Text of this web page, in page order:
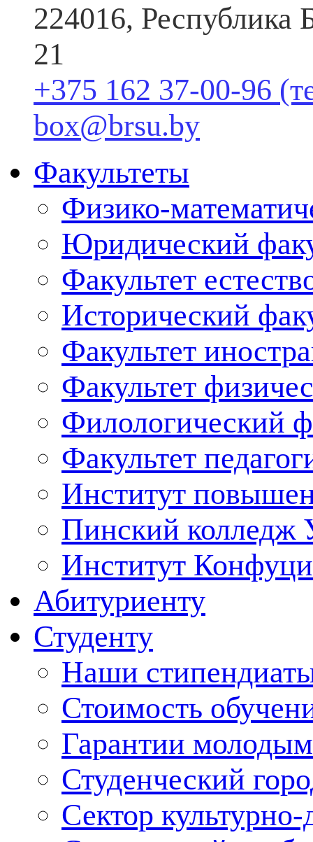
224016, Республика
21
+375 162 37-00-96
box@brsu.by
Факультеты
Физико-
Юридический
Факультет
Исторический
Факультет
Факультет
Филологический
Факультет
Институт
Пинский
Институт
Абитуриенту
Студенту
Наши
Стоимость
Гарантии
Студенческий
Сектор